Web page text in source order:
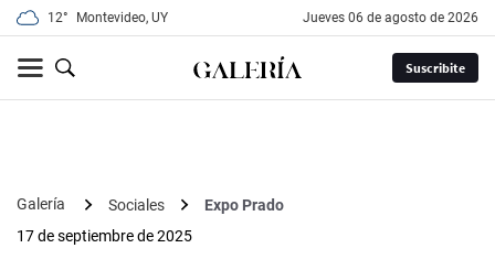
12° Montevideo, UY jueves 06 de agosto de 2026
Suscribite
Galería Sociales
Expo Prado
17 de septiembre de 2025